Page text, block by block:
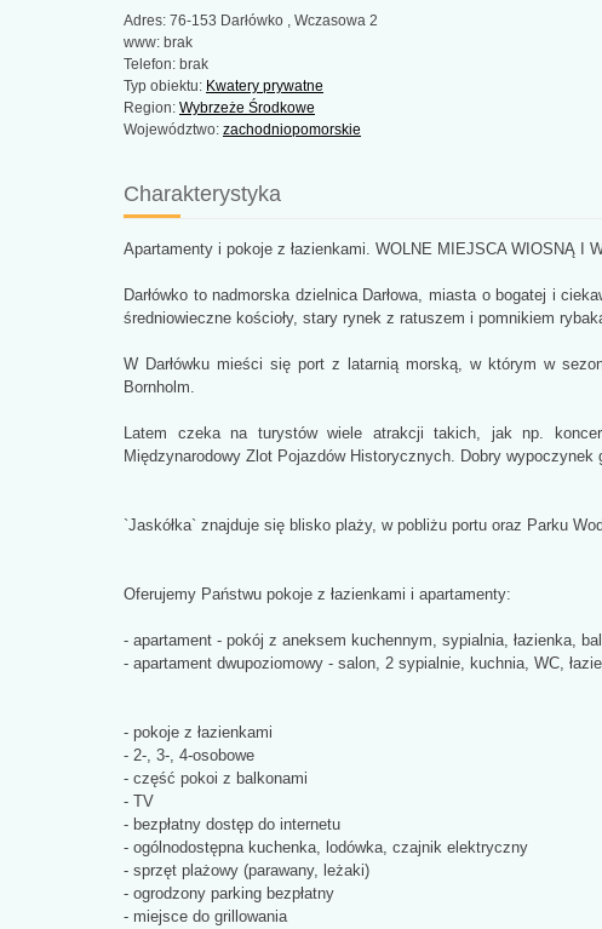
Adres: 76-153 Darłówko , Wczasowa 2
www: brak
Telefon: brak
Typ obiektu: Kwatery prywatne
Region: Wybrzeże Środkowe
Województwo: zachodniopomorskie
Charakterystyka
Apartamenty i pokoje z łazienkami. WOLNE MIEJSCA WIOSNĄ I
Darłówko to nadmorska dzielnica Darłowa, miasta o bogatej i
średniowieczne kościoły, stary rynek z ratuszem i pomnikiem
W Darłówku mieści się port z latarnią morską, w którym w
Bornholm.
Latem czeka na turystów wiele atrakcji takich, jak np.
Międzynarodowy Zlot Pojazdów Historycznych. Dobry
`Jaskółka` znajduje się blisko plaży, w pobliżu portu oraz Parku
Oferujemy Państwu pokoje z łazienkami i apartamenty:
- apartament - pokój z aneksem kuchennym, sypialnia, łazienka,
- apartament dwupoziomowy - salon, 2 sypialnie, kuchnia, WC,
- pokoje z łazienkami
- 2-, 3-, 4-osobowe
- część pokoi z balkonami
- TV
- bezpłatny dostęp do internetu
- ogólnodostępna kuchenka, lodówka, czajnik elektryczny
- sprzęt plażowy (parawany, leżaki)
- ogrodzony parking bezpłatny
- miejsce do grillowania